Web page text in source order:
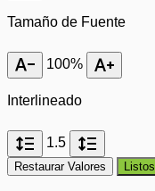
Tamaño de Fuente
text_decrease 100% text_increase
Interlineado
format_line_spacing 1.5 format_line_spacing
Restaurar Valores Listos